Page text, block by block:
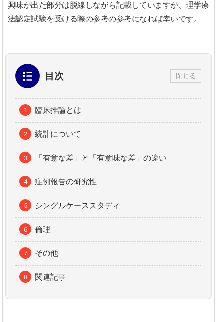
興味が出た部分は脱線しながら記載していますが、理学療
法認定試験を受ける際の参考の参考になれば幸いです。
目次 閉じる
臨床推論とは
統計について
「有意な差」と「有意味な差」の違い
症例報告の研究性
シングルケーススタディ
倫理
その他
関連記事